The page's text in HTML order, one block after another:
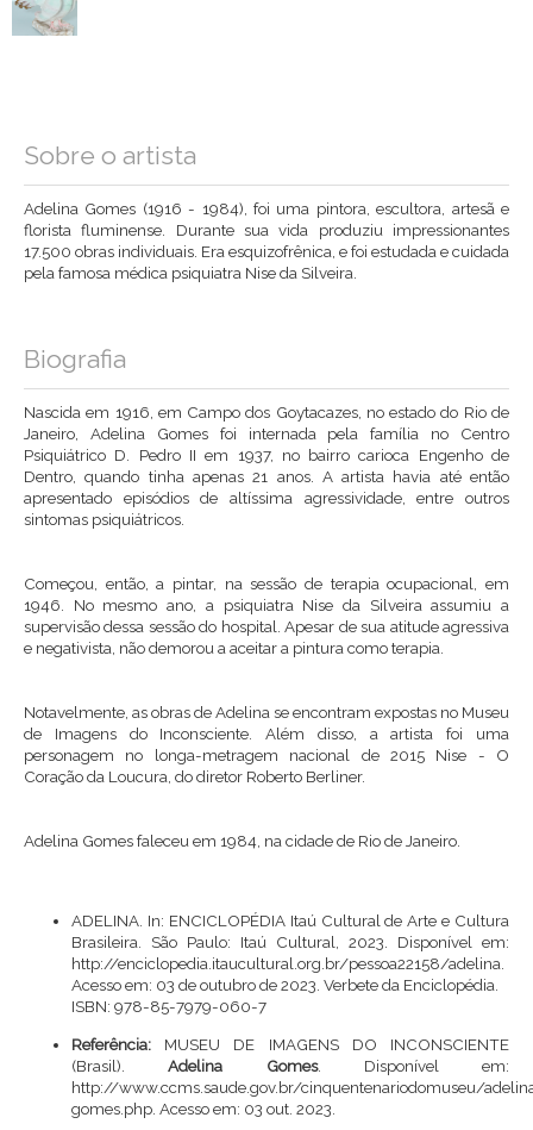
Sobre o artista
Adelina Gomes (1916 - 1984), foi uma pintora, escultora, artesã e
florista fluminense. Durante sua vida produziu impressionantes
17.500 obras individuais. Era esquizofrênica, e foi estudada e cuidada
pela famosa médica psiquiatra Nise da Silveira.
Biografia
Nascida em 1916, em Campo dos Goytacazes, no estado do Rio de
Janeiro, Adelina Gomes foi internada pela família no Centro
Psiquiátrico D. Pedro II em 1937, no bairro carioca Engenho de
Dentro, quando tinha apenas 21 anos. A artista havia até então
apresentado episódios de altíssima agressividade, entre outros
sintomas psiquiátricos.
Começou, então, a pintar, na sessão de terapia ocupacional, em
1946. No mesmo ano, a psiquiatra Nise da Silveira assumiu a
supervisão dessa sessão do hospital. Apesar de sua atitude agressiva
e negativista, não demorou a aceitar a pintura como terapia.
Notavelmente, as obras de Adelina se encontram expostas no Museu
de Imagens do Inconsciente. Além disso, a artista foi uma
personagem no longa-metragem nacional de 2015 Nise - O
Coração da Loucura, do diretor Roberto Berliner.
Adelina Gomes faleceu em 1984, na cidade de Rio de Janeiro.
ADELINA. In: ENCICLOPÉDIA Itaú Cultural de Arte e Cultura
Brasileira. São Paulo: Itaú Cultural, 2023. Disponível em:
http://enciclopedia.itaucultural.org.br/pessoa22158/adelina.
Acesso em: 03 de outubro de 2023. Verbete da Enciclopédia.
ISBN: 978-85-7979-060-7
Referência: MUSEU DE IMAGENS DO INCONSCIENTE
(Brasil).Adelina Gomes. Disponível em:
http://www.ccms.saude.gov.br/cinquentenariodomuseu/
gomes.php . Acesso em: 03 out. 2023.